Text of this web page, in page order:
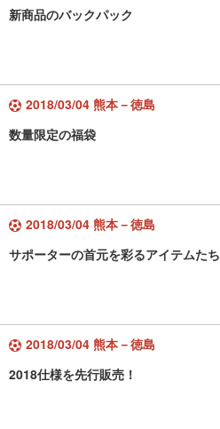
新商品のバックパック
2018/03/04 熊本－徳島
数量限定の福袋
2018/03/04 熊本－徳島
サポーターの首元を彩るアイテムたち
2018/03/04 熊本－徳島
2018仕様を先行販売！